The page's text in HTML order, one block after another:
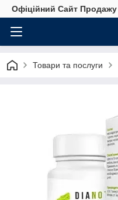
Офіційний Сайт Продажу
Товари та послуги